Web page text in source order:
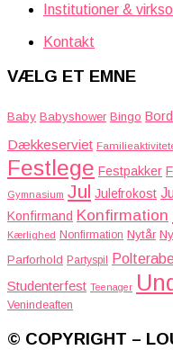
Institutioner &
Kontakt
VÆLG ET EMNE
Baby Babyshower Bingo
Dækkeserviet
Festlege Festpakker
Gymnasium Jul Julefrokost
Konfirmand Konfirmation
Kærlighed Nonfirmation Nytår
Parforhold Partyspil
Studenterfest Teenager
Venindeaften
© COPYRIGHT –